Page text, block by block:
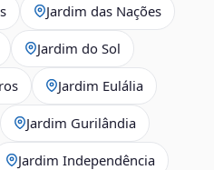
Jardim das Nações
Jardim do Sol
Jardim Eulália
Jardim Gurilândia
Jardim Independência